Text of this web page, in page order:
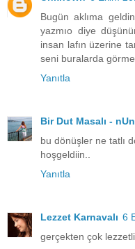
Bugün aklıma
yazmıo diye
insan lafın üzerine
seni buralarda
Yanıtla
Bir Dut Masalı -
bu dönüşler ne tatlı
hoşgeldiin..
Yanıtla
Lezzet Karnavalı 6
gerçekten çok